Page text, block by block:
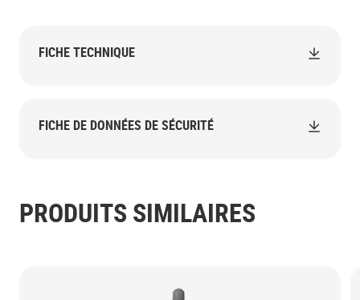
FICHE TECHNIQUE
FICHE DE DONNÉES DE SÉCURITÉ
PRODUITS SIMILAIRES